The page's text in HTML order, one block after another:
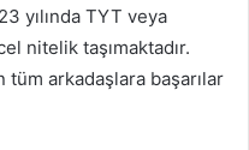
yılında TYT veya
nitelik taşımaktadır.
arkadaşlara başarılar